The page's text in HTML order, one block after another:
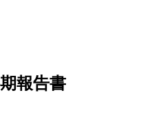
報告書